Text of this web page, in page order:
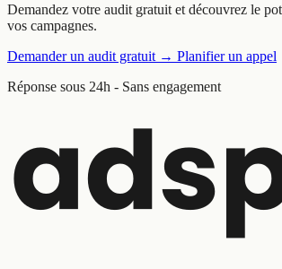
Demandez votre audit gratuit et découvrez le
vos campagnes.
Demander un audit gratuit → Planifier un appel
Réponse sous 24h - Sans engagement